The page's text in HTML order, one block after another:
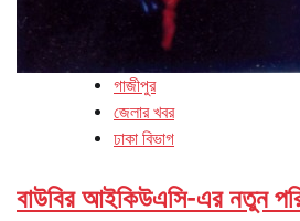
গাজীপুর
জেলার খবর
ঢাকা বিভাগ
বাউবির আইকিউএসি-এর নতুন